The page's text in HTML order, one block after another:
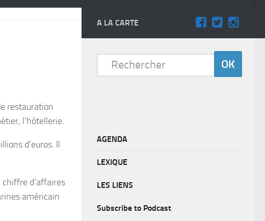
restauration
l’hôtellerie.
d’euros. Il
d’affaires
américain
A LA CARTE
AGENDA
LEXIQUE
LES LIENS
Subscribe to Podcast